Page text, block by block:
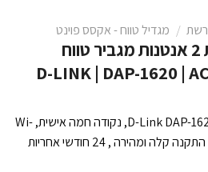
רשת / מגדיל טווח - אקסס פוינט
נקודת גישה אלחוטית 2 אנטנות מגביר טווח
מגביר טווח די-לינק D-Link DAP-1620 AC1300, נקודה חמה אישית, Wi-
Fi מהיר כפול מהיר בכל מקום, התקנה קלה ומהירה , 24 חודשי אחריות